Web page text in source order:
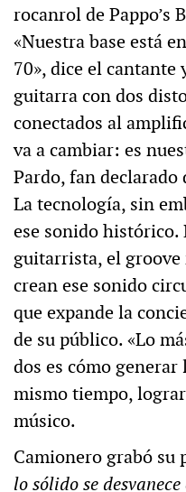
rocanrol de Pappo’s
«Nuestra base está
70», dice el
guitarra con dos
conectados al
va a cambiar: es
Pardo, fan declarado
La tecnología, sin
ese sonido histórico.
guitarrista, el
crean ese sonido
que expande la
de su público. «Lo
dos es cómo
mismo tiempo,
músico.
Camionero grabó su
lo sólido se desvanece